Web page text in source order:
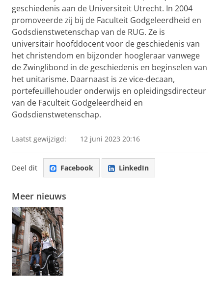
geschiedenis aan de Universiteit Utrecht. In 2004
promoveerde zij bij de Faculteit Godgeleerdheid en
Godsdienstwetenschap van de RUG. Ze is
universitair hoofddocent voor de geschiedenis van
het christendom en bijzonder hoogleraar vanwege
de Zwinglibond in de geschiedenis en beginselen van
het unitarisme. Daarnaast is ze vice-decaan,
portefeuillehouder onderwijs en opleidingsdirecteur
van de Faculteit Godgeleerdheid en
Godsdienstwetenschap.
Laatst gewijzigd: 12 juni 2023 20:16
Deel dit Facebook LinkedIn
Meer nieuws